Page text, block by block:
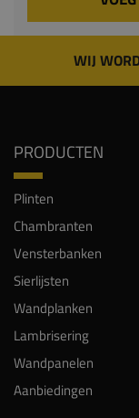
WIJ
PRODUCTEN
Plinten
Chambranten
Vensterbanken
Sierlijsten
Wandplanken
Lambrisering
Wandpanelen
Aanbiedingen